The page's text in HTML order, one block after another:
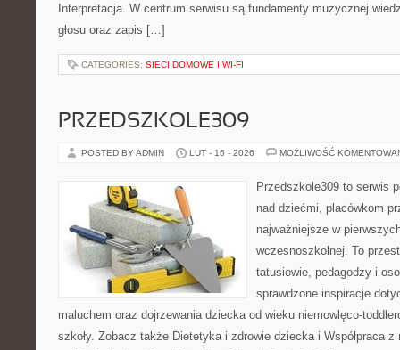
Interpretacja. W centrum serwisu są fundamenty muzycznej
głosu oraz zapis […]
CATEGORIES: SIECI DOMOWE I WI-FI
PRZEDSZKOLE309
POSTED BY ADMIN LUT - 16 - 2026 MOŻLIWOŚĆ
Przedszkole309 to serwis
nad dziećmi, placówkom
najważniejsze w
wczesnoszkolnej. To
tatusiowie, pedagodzy i
sprawdzone inspiracje
maluchem oraz dojrzewania dziecka od wieku niemowlęco-
szkoły. Zobacz także Dietetyka i zdrowie dziecka i Współpraca